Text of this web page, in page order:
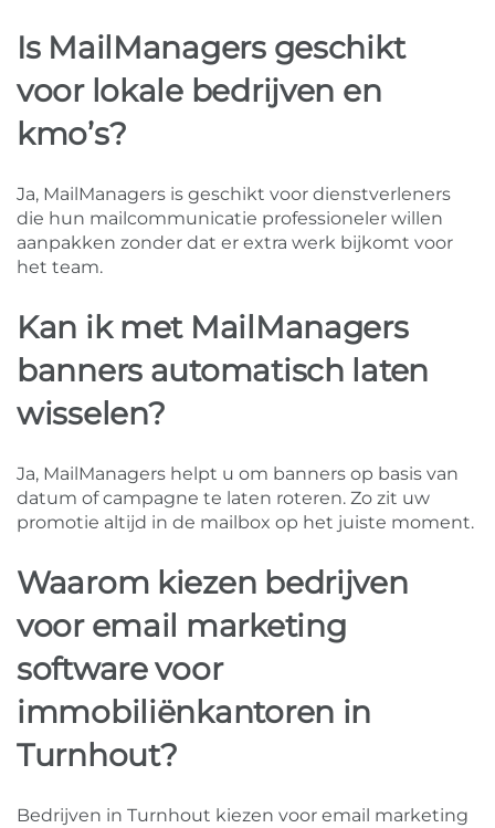
Is MailManagers geschikt
voor lokale bedrijven en
kmo’s?
Ja, MailManagers is geschikt voor dienstverleners
die hun mailcommunicatie professioneler willen
aanpakken zonder dat er extra werk bijkomt voor
het team.
Kan ik met MailManagers
banners automatisch laten
wisselen?
Ja, MailManagers helpt u om banners op basis van
datum of campagne te laten roteren. Zo zit uw
promotie altijd in de mailbox op het juiste moment.
Waarom kiezen bedrijven
voor email marketing
software voor
immobiliënkantoren in
Turnhout?
Bedrijven in Turnhout kiezen voor email marketing